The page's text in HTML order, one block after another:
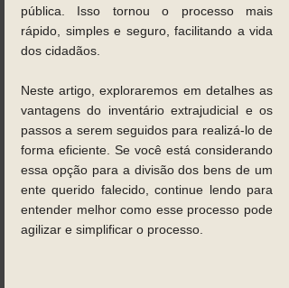
pública. Isso tornou o processo mais
rápido, simples e seguro, facilitando a vida
dos cidadãos.
Neste artigo, exploraremos em detalhes as
vantagens do inventário extrajudicial e os
passos a serem seguidos para realizá-lo de
forma eficiente. Se você está considerando
essa opção para a divisão dos bens de um
ente querido falecido, continue lendo para
entender melhor como esse processo pode
agilizar e simplificar o processo.